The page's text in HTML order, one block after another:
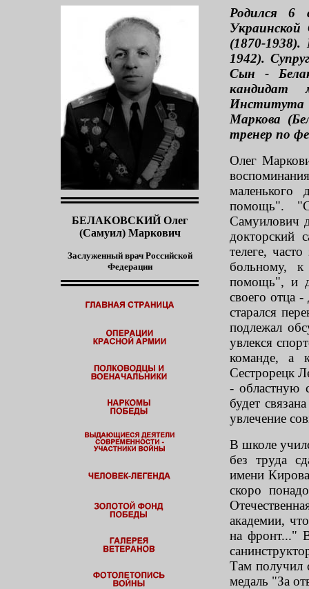
БЕЛАКОВСКИЙ Олег
(Самуил) Маркович
Заслуженный врач Российской
Федерации
Родился 6
(1870-
1942).
Сын -
кандидат
Маркова
тренер по
Олег
помощь".
Самуилович
докторский
телеге,
больному,
помощь", и
своего отца
старался
подлежал
увлекся
команде, а
Сестрорецк
- областную
будет
увлечение
В школе
без труда
имени
скоро
академии,
на фронт..."
Там получил
медаль "За